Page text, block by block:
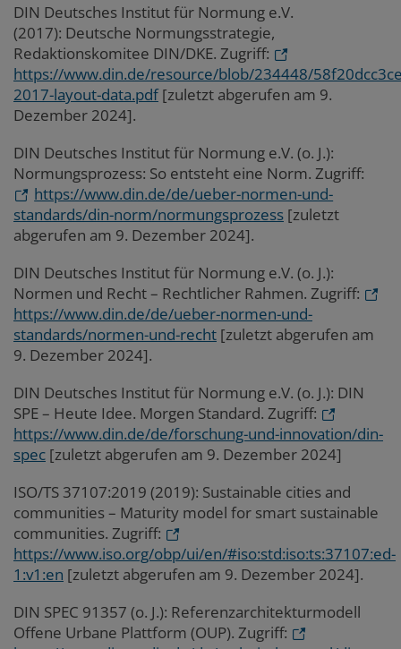
DIN Deutsches Institut für Normung e.V.
(2017): Deutsche Normungsstrategie,
Redaktionskomitee DIN/DKE. Zugriff:
https://www.din.de/resource/blob/234448/
2017-layout-data.pdf[zuletzt abgerufen am 9.
Dezember 2024].
DIN Deutsches Institut für Normung e.V. (o. J.):
Normungsprozess: So entsteht eine Norm. Zugriff:
https://www.din.de/de/ueber-normen-und-
standards/din-norm/normungsprozess [zuletzt
abgerufen am 9. Dezember 2024].
DIN Deutsches Institut für Normung e.V. (o. J.):
Normen und Recht – Rechtlicher Rahmen. Zugriff:
https://www.din.de/de/ueber-normen-und-
standards/normen-und-recht [zuletzt abgerufen am
9. Dezember 2024].
DIN Deutsches Institut für Normung e.V. (o. J.): DIN
SPE – Heute Idee. Morgen Standard. Zugriff:
https://www.din.de/de/forschung-und-innovation/din-
spec [zuletzt abgerufen am 9. Dezember 2024]
ISO/TS 37107:2019 (2019): Sustainable cities and
communities – Maturity model for smart sustainable
communities. Zugriff:
https://www.iso.org/obp/ui/en/#iso:std:iso:ts:37107:ed-
1:v1:en [zuletzt abgerufen am 9. Dezember 2024].
DIN SPEC 91357 (o. J.): Referenzarchitekturmodell
Offene Urbane Plattform (OUP). Zugriff: